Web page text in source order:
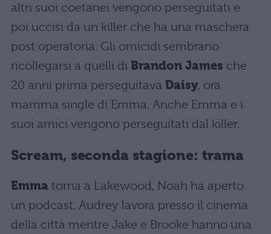
altri suoi coetanei vengono perseguitati e
poi uccisi da un killer che ha una maschera
post operatoria. Gli omicidi sembrano
ricollegarsi a quelli di Brandon James che
20 anni prima perseguitava Daisy, ora
mamma single di Emma. Anche Emma e i
suoi amici vengono perseguitati dal killer.
Scream, seconda stagione: trama
Emma torna a Lakewood, Noah ha aperto
un podcast, Audrey lavora presso il cinema
della città mentre Jake e Brooke hanno una